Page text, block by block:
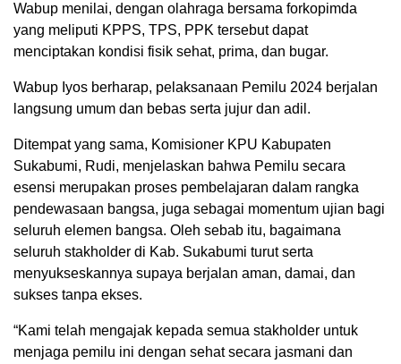
Wabup menilai, dengan olahraga bersama forkopimda
yang meliputi KPPS, TPS, PPK tersebut dapat
menciptakan kondisi fisik sehat, prima, dan bugar.
Wabup Iyos berharap, pelaksanaan Pemilu 2024 berjalan
langsung umum dan bebas serta jujur dan adil.
Ditempat yang sama, Komisioner KPU Kabupaten
Sukabumi, Rudi, menjelaskan bahwa Pemilu secara
esensi merupakan proses pembelajaran dalam rangka
pendewasaan bangsa, juga sebagai momentum ujian bagi
seluruh elemen bangsa. Oleh sebab itu, bagaimana
seluruh stakholder di Kab. Sukabumi turut serta
menyukseskannya supaya berjalan aman, damai, dan
sukses tanpa ekses.
“Kami telah mengajak kepada semua stakholder untuk
menjaga pemilu ini dengan sehat secara jasmani dan